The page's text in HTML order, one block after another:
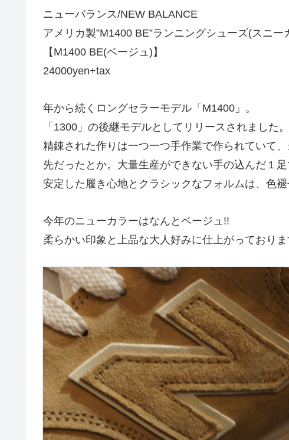
ニューバランス/NEW BALANCE
アメリカ製”M1400 BE”ランニングシューズ(スニー
【M1400 BE(ベージュ)】
24000yen+tax
年から続くロングセラーモデル「M1400」。
「1300」の後継モデルとしてリリースされました。
精錬された作りは一つ一つ手作業で作られていて
先だったとか。大量生産ができない手の込んだ１足
安定した履き心地とクラシックなフォルムは、色
今年のニューカラーはなんとベージュ!!
柔らかい印象と上品な大人好みに仕上がっておりま